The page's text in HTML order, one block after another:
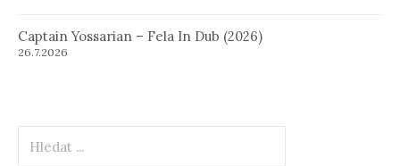
Captain Yossarian – Fela In Dub (2026)
26.7.2026